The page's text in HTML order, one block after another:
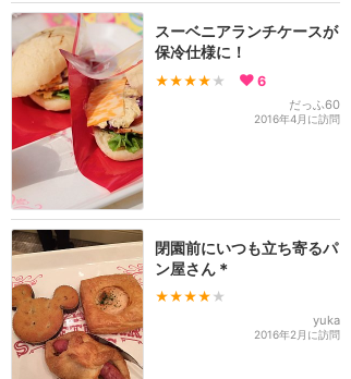
スーベニアランチケースが
保冷仕様に！
★★★★ ★ 6
だっふ60
2016年4月に訪問
閉園前にいつも立ち寄るパ
ン屋さん＊
★★★★ ★
yuka
2016年2月に訪問